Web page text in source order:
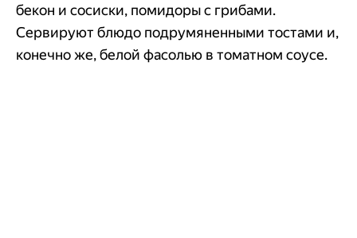
бекон и сосиски, помидоры с грибами.
Сервируют блюдо подрумяненными тостами и,
конечно же, белой фасолью в томатном соусе.